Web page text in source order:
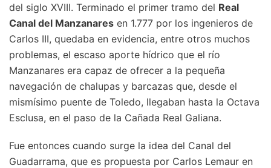
del siglo XVIII. Terminado el primer tramo del Real
Canal del Manzanares en 1.777 por los ingenieros de
Carlos III, quedaba en evidencia, entre otros muchos
problemas, el escaso aporte hídrico que el río
Manzanares era capaz de ofrecer a la pequeña
navegación de chalupas y barcazas que, desde el
mismísimo puente de Toledo, llegaban hasta la Octava
Esclusa, en el paso de la Cañada Real Galiana.
Fue entonces cuando surge la idea del Canal del
Guadarrama, que es propuesta por Carlos Lemaur en